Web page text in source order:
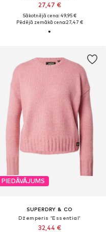
27,47 €
Sākotnējā cena: 49,95 €
Pēdējā zemākā cena:27,47 €
PIEDĀVĀJUMS
SUPERDRY & CO
Džemperis 'Essential'
32,44 €